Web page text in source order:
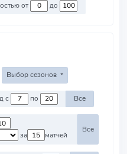
Против команд со стоимостью от до
Выбор сезонов
Против команд с по Все
за
матчей
Все